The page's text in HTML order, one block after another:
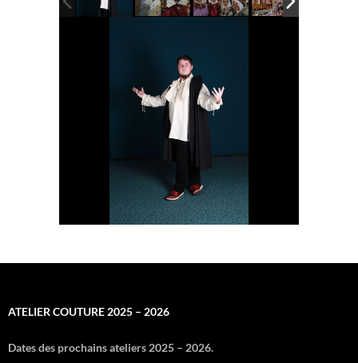
ATELIER COUTURE 2025 – 2026
Dates des prochains ateliers 2025 – 2026.